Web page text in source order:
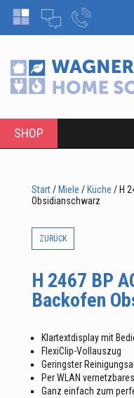
SHOP
Start/ Miele / Küche / H
Obsidianschwarz
ZURÜCK
H 2467 BP
Backofen
Klartextdisplay mit
FlexiClip-Vollauszug
Geringster
Per WLAN
Ganz einfach zum